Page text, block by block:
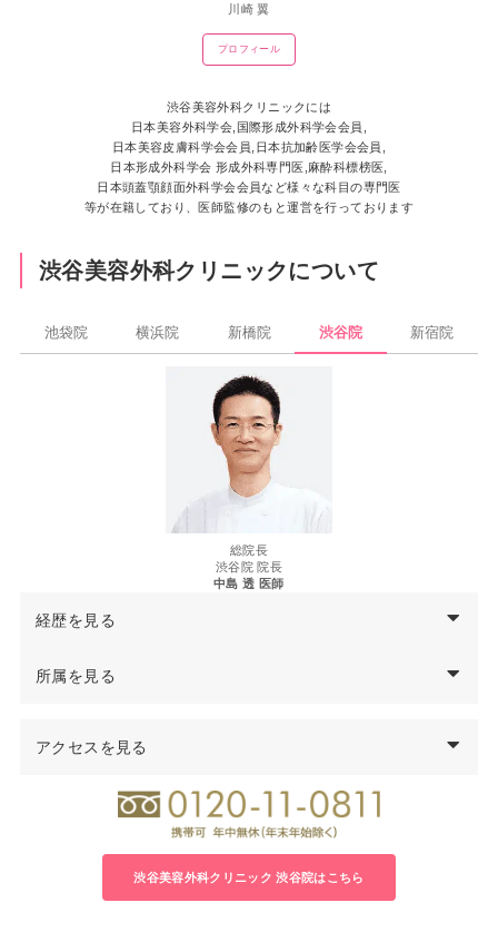
川崎 翼
プロフィール
渋谷美容外科クリニックには
日本美容外科学会,国際形成外科学会会員,
日本美容皮膚科学会会員,日本抗加齢医学会会員,
日本形成外科学会 形成外科専門医,麻酔科標榜医,
日本頭蓋顎顔面外科学会会員など様々な科目の専門医
等が在籍しており、医師監修のもと運営を行っております
渋谷美容外科クリニックについて
池袋院 横浜院 新橋院 渋谷院 新宿院
総院長
渋谷院 院長
中島 透 医師
経歴を見る
00年 千葉大学医学部付属病院形成外科勤務
千葉大学大学院修了 医学博士号取得
渋谷美容外科クリニック立川院 院長就任
渋谷美容外科クリニック渋谷院 院長就任
所属を見る
日本形成外科学会 形成外科専門医
日本頭蓋顎顔面外科学会会員
アクセスを見る
渋谷美容外科クリニック 渋谷院はこちら